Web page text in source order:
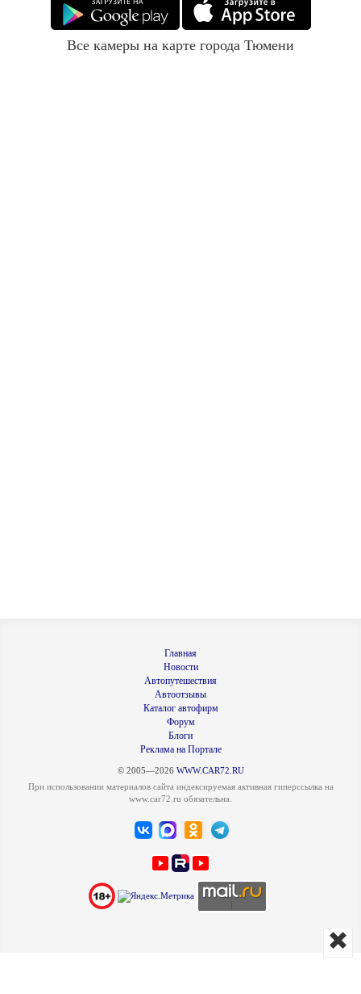
Все камеры на карте города Тюмени
Главная
Новости
Автопутешествия
Автоотзывы
Каталог автофирм
Форум
Блоги
Реклама на Портале
© 2005—2026 WWW.CAR72.RU
При использовании материалов сайта индексируемая активная гиперссылка на
www.car72.ru обязательна.